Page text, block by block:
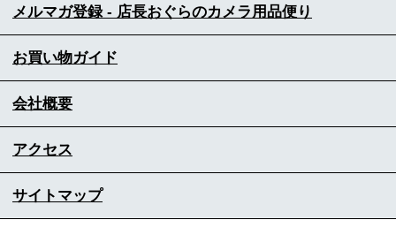
メルマガ登録 - 店長おぐらのカメラ用品便り
お買い物ガイド
会社概要
アクセス
サイトマップ